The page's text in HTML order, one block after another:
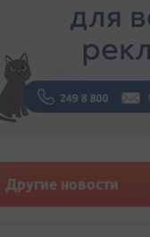
Другие новости